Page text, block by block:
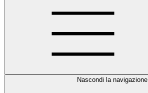
Nascondi la navigazione